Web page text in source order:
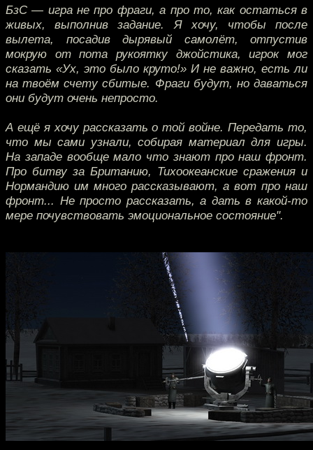
БзС — игра не про фраги, а про то, как остаться в
живых, выполнив задание. Я хочу, чтобы после
вылета, посадив дырявый самолёт, отпустив
мокрую от пота рукоятку джойстика, игрок мог
сказать «Ух, это было круто!» И не важно, есть ли
на твоём счету сбитые. Фраги будут, но даваться
они будут очень непросто.
А ещё я хочу рассказать о той войне. Передать то,
что мы сами узнали, собирая материал для игры.
На западе вообще мало что знают про наш фронт.
Про битву за Британию, Тихоокеанские сражения и
Нормандию им много рассказывают, а вот про наш
фронт... Не просто рассказать, а дать в какой-то
мере почувствовать эмоциональное состояние".